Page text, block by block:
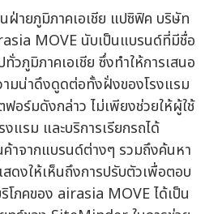
ฝ่ายภูมิภาคเอเชีย แปซิฟิค บริษัท
MOVE นับเป็นแบรนด์ที่มีชื่อ
วภูมิภาคเอเชีย ซึ่งทำให้การเสนอ
มน่าดึงดูดต่อทั้งฝั่งของโรงแรม
อร์มดังกล่าว ไม่เพียงช่วยให้ผู้ใช้
แรม และบริการเรียกรถได้
าจากแบรนด์ต่างๆ รวมถึงค้นหา
งให้เห็นถึงการปรับตัวเพื่อตอบ
ภคของ airasia MOVE ได้เป็น